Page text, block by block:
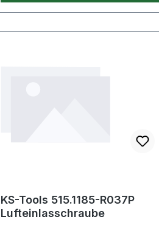
KS-Tools 515.1185-R037P
Lufteinlasschraube